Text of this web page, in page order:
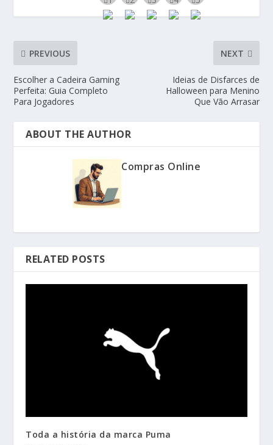
PREVIOUS
Escolher a Cadeira Gaming
Perfeita: Guia Completo
Para Jogadores
NEXT
Ideias de Disfarces de
Halloween para Menino
Que Vão Arrasar
ABOUT THE AUTHOR
Compras Online
RELATED POSTS
Toda a história da marca Puma